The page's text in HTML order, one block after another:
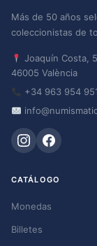
Más de 50 años
coleccionistas de
Joaquín Costa,
46005 València
+34 963 954
CATÁLOGO
Monedas
Billetes